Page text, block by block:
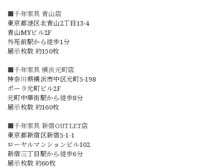
■千年家具 青山店
東京都港区北青山2丁目13-4
青山MYビル2F
外苑前駅から徒歩1分
展示枚数 約150枚
■千年家具 横浜元町店
神奈川県横浜市中区元町5-198
ポーラ元町ビル2F
元町中華街駅から徒歩8分
展示枚数 約160枚
■千年家具 新宿OUTLET店
東京都新宿区新宿5-1-1
ローヤルマンションビル102
新宿三丁目駅から徒歩6分
展示枚数 約60枚